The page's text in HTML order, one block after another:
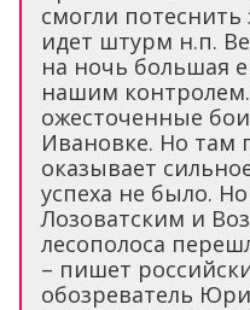
смогли потеснить
идет штурм н.п.
на ночь большая
нашим
ожесточенные
Ивановке. Но там
оказывает
успеха не было.
Лозоватским и
лесополоса
– пишет
обозреватель